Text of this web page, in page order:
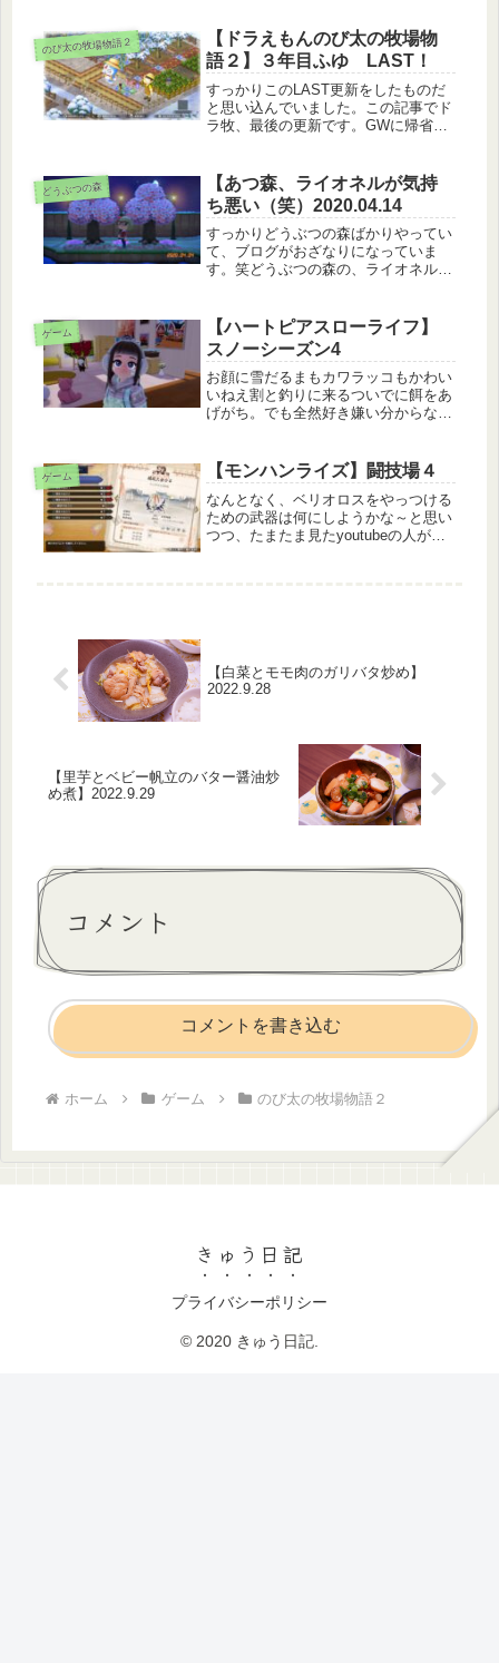
カレンダーの存在に気づきました。い
つも”今日なにあったっけかな～”と...
のび太の牧場物語２
【ドラえもんのび太の牧場物
語２】３年目ふゆ LAST！
すっかりこのLAST更新をしたものだ
と思い込んでいました。この記事でド
ラ牧、最後の更新です。GWに帰省し
私の手元にはありません(笑)いつしか
のアプデでもらったのび太とドラえ...
どうぶつの森
【あつ森、ライオネルが気持
ち悪い（笑）2020.04.14
すっかりどうぶつの森ばかりやってい
て、ブログがおざなりになっていま
す。笑どうぶつの森の、ライオネルと
あるのでＵＰしようかな～。ライオネ
ルはよく服をくれる。よく、服をくれ
る･...
ゲーム
【ハートピアスローライフ】
スノーシーズン4
お顔に雪だるまもカワラッコもかわい
いねえ割と釣りに来るついでに餌をあ
げがち。でも全然好き嫌い分からな
自分を制して頑張っています(笑)シカ
はなんとか好きなもの制覇。なんとな
くあげた田...
ゲーム 【モンハンライズ】闘技場４
なんとなく、ベリオロスをやっつける
ための武器は何にしようかな～と思い
つつ、たまたま見たyoutubeの人がガ
【白菜とモモ肉のガリバタ炒め】
2022.9.28
【里芋とベビー帆立のバター醤油炒
め煮】2022.9.29
コメント
コメントを書き込む
ホーム ゲーム のび太の牧場物語２
きゅう日記
プライバシーポリシー
© 2020 きゅう日記.